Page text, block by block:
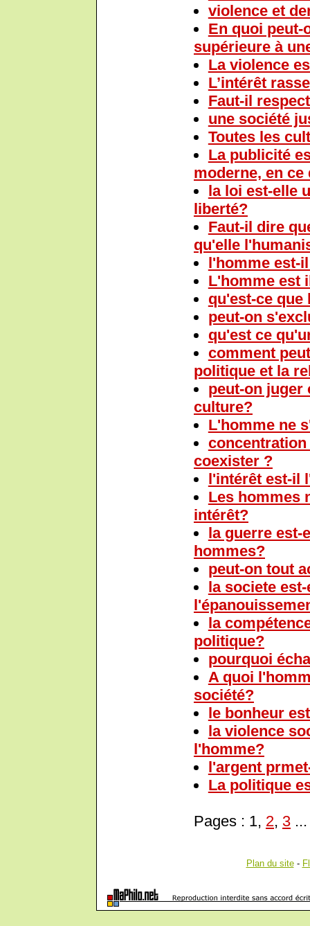
violence et
En quoi
supérieure à
La violence
L’intérêt
Faut-il
une société
Toutes les
La publicité
moderne, en
la loi est-elle
liberté?
Faut-il dire
qu'elle
l'homme est-
L'homme est
qu'est-ce que
peut-on
qu'est ce
comment
politique et la
peut-on juger
culture?
L'homme ne
coexister ?
l'intérêt est-il
Les hommes
intérêt?
la guerre est-
hommes?
peut-on tout
la societe
la
politique?
pourquoi
A quoi
société?
le bonheur
la violence
l'homme?
l'argent
La politique
Pages : 1, 2, 3
Plan du site-